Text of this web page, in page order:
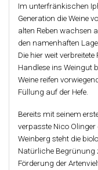
Im unterfränkischen
Generation die Weine
alten Reben wachsen
den namenhaften
Die hier weit
Handlese ins Weingut
Weine reifen
Füllung auf der Hefe.
Bereits mit seinem
verpasste Nico Olinger
Weinberg steht die
Natürliche Begrünung
Förderung der